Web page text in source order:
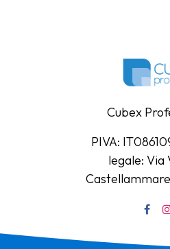
Cubex
PIVA:
legale: Via